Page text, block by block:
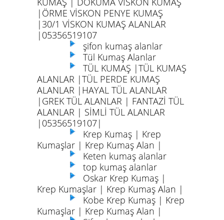
|ÖRME VİSKON PENYE KUMAŞ
|30/1 VİSKON KUMAŞ ALANLAR
|05356519107
şifon kumaş alanlar
Tül Kumaş Alanlar
TÜL KUMAŞ |TÜL KUMAŞ
ALANLAR |TÜL PERDE KUMAŞ
ALANLAR |HAYAL TÜL ALANLAR
|GREK TÜL ALANLAR | FANTAZİ TÜL
ALANLAR | SİMLİ TÜL ALANLAR
|05356519107|
Krep Kumaş | Krep
Kumaşlar | Krep Kumaş Alan |
Keten kumaş alanlar
top kumaş alanlar
Oskar Krep Kumaş |
Krep Kumaşlar | Krep Kumaş Alan |
Kobe Krep Kumaş | Krep
Kumaşlar | Krep Kumaş Alan |